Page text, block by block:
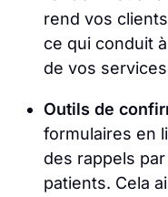
rend vos
ce qui conduit
de vos
Outils de
formulaires en
des rappels
patients. Cela